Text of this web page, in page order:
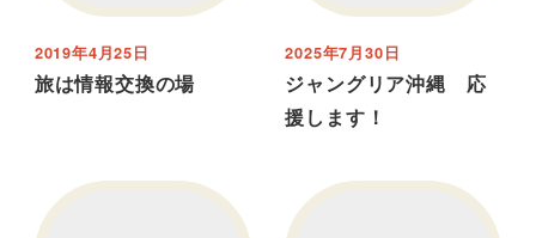
旅は情報交換の場
2019年4月25日
ジャングリア沖縄 応
援します！
2025年7月30日